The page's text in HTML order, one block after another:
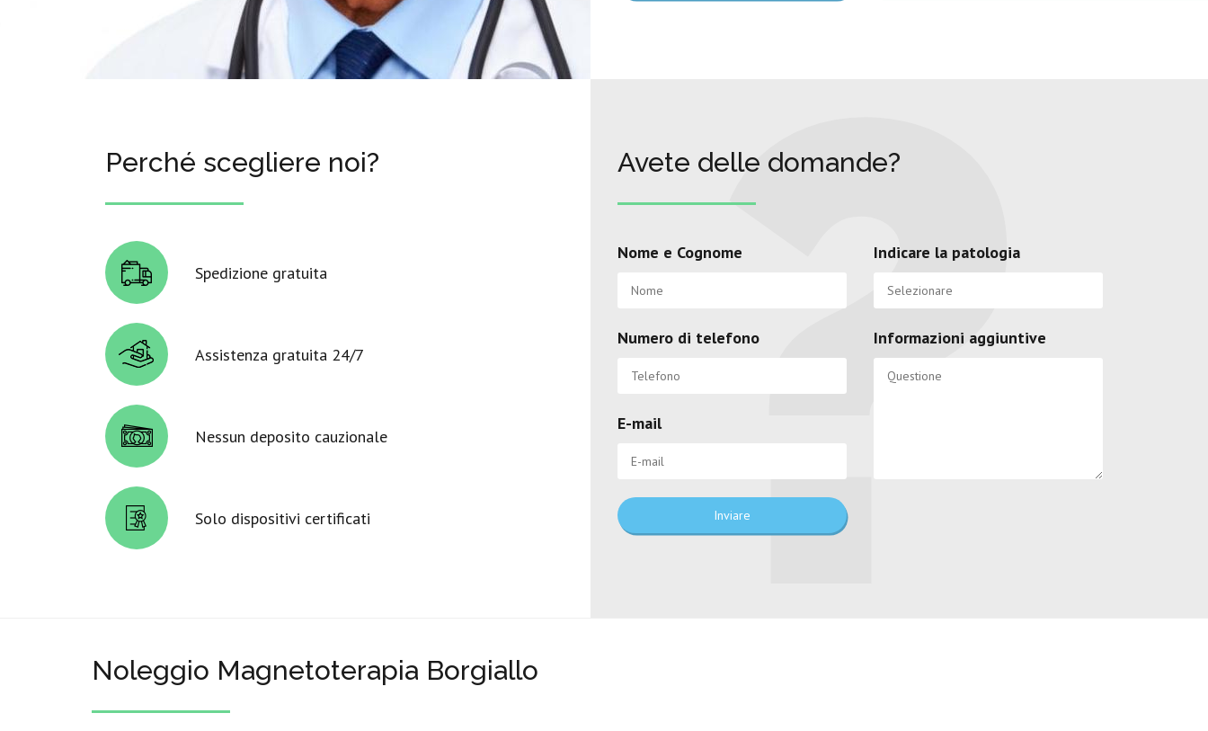
Perché scegliere noi?
Spedizione gratuita
Assistenza gratuita 24/7
Nessun deposito cauzionale
Solo dispositivi certificati
Avete delle domande?
Nome e Cognome
Numero di telefono
E-mail
Indicare la patologia
Informazioni aggiuntive
Inviare
Noleggio Magnetoterapia Borgiallo